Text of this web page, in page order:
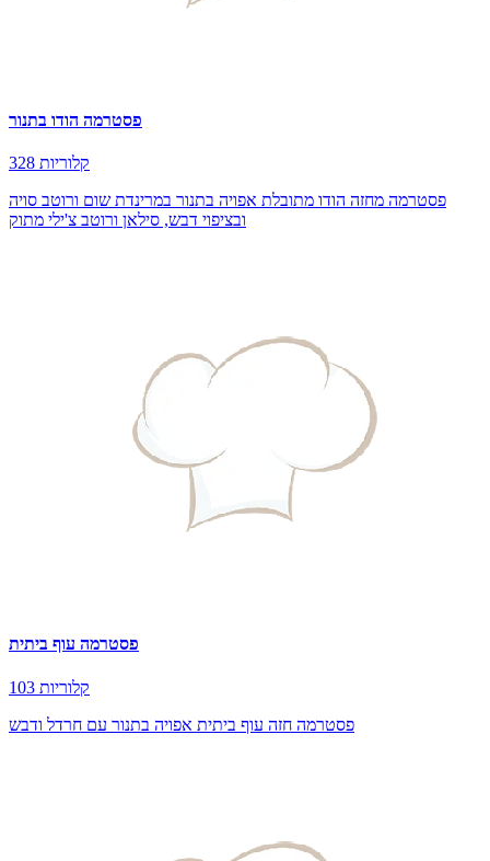
פסטרמה הודו בתנור
328 קלוריות
פסטרמה מחזה הודו מתובלת אפויה בתנור במרינדת שום ורוטב סויה
ובציפוי דבש, סילאן ורוטב צ'ילי מתוק
פסטרמה עוף ביתית
103 קלוריות
פסטרמה חזה עוף ביתית אפויה בתנור עם חרדל ודבש